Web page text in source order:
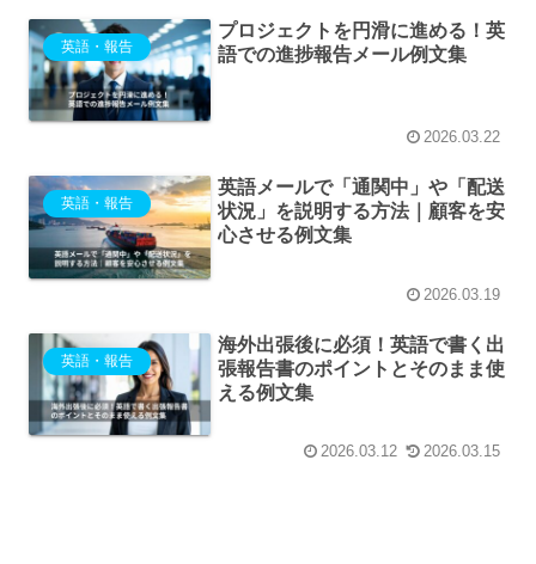
英語・報告
プロジェクトを円滑に進める！英
語での進捗報告メール例文集
2026.03.22
英語・報告
英語メールで「通関中」や「配送
状況」を説明する方法｜顧客を安
心させる例文集
2026.03.19
英語・報告
海外出張後に必須！英語で書く出
張報告書のポイントとそのまま使
える例文集
2026.03.12 2026.03.15